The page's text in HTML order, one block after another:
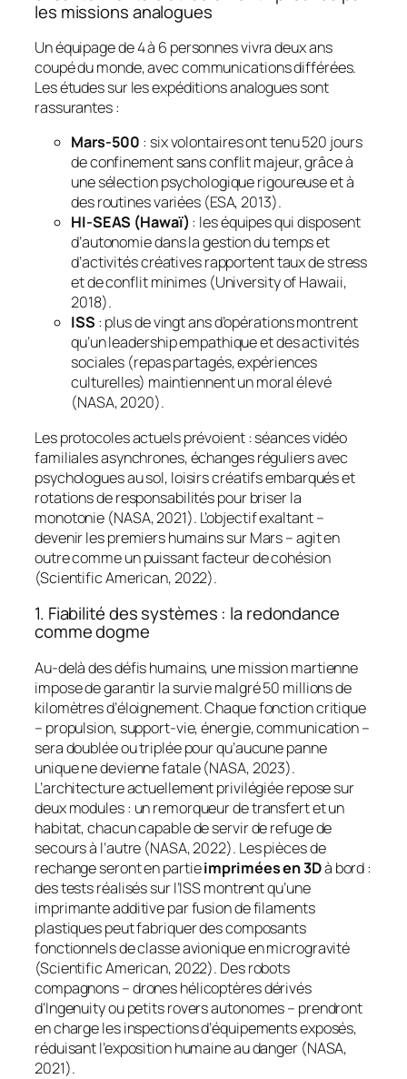
les missions analogues
Un équipage de 4 à 6 personnes vivra deux ans
coupé du monde, avec communications différées.
Les études sur les expéditions analogues sont
rassurantes :
Mars-500 : six volontaires ont tenu 520 jours
de confinement sans conflit majeur, grâce à
une sélection psychologique rigoureuse et à
des routines variées (ESA, 2013).
HI-SEAS (Hawaï) : les équipes qui disposent
d’autonomie dans la gestion du temps et
d’activités créatives rapportent taux de stress
et de conflit minimes (University of Hawaii,
2018).
ISS : plus de vingt ans d’opérations montrent
qu’un leadership empathique et des activités
sociales (repas partagés, expériences
culturelles) maintiennent un moral élevé
(NASA, 2020).
Les protocoles actuels prévoient : séances vidéo
familiales asynchrones, échanges réguliers avec
psychologues au sol, loisirs créatifs embarqués et
rotations de responsabilités pour briser la
monotonie (NASA, 2021). L’objectif exaltant –
devenir les premiers humains sur Mars – agit en
outre comme un puissant facteur de cohésion
(Scientific American, 2022).
1. Fiabilité des systèmes : la redondance
comme dogme
Au-delà des défis humains, une mission martienne
impose de garantir la survie malgré 50 millions de
kilomètres d’éloignement. Chaque fonction critique
– propulsion, support-vie, énergie, communication –
sera doublée ou triplée pour qu’aucune panne
unique ne devienne fatale (NASA, 2023).
L’architecture actuellement privilégiée repose sur
deux modules : un remorqueur de transfert et un
habitat, chacun capable de servir de refuge de
secours à l’autre (NASA, 2022). Les pièces de
rechange seront en partieimprimées en 3Dà bord :
des tests réalisés sur l’ISS montrent qu’une
imprimante additive par fusion de filaments
plastiques peut fabriquer des composants
fonctionnels de classe avionique en microgravité
(Scientific American, 2022). Des robots
compagnons – drones hélicoptères dérivés
d’Ingenuityou petits rovers autonomes – prendront
en charge les inspections d’équipements exposés,
réduisant l’exposition humaine au danger (NASA,
2021).